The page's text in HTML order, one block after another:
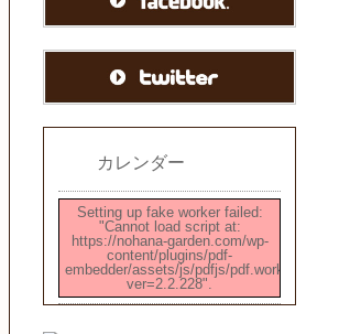
カレンダー
Setting up fake worker failed:
"Cannot load script at:
https://nohana-garden.com/wp-
content/plugins/pdf-
embedder/assets/js/pdfjs/pdf.worker.min.js?
ver=2.2.228".